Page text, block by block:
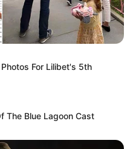
For Lilibet's 5th
The Blue Lagoon Cast